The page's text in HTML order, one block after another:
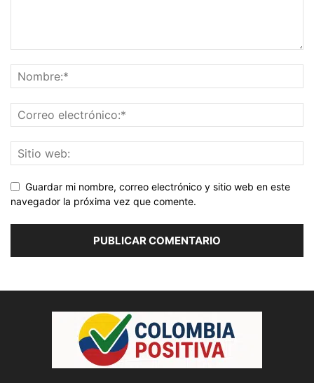
Guardar mi nombre, correo electrónico y sitio web en este
navegador la próxima vez que comente.